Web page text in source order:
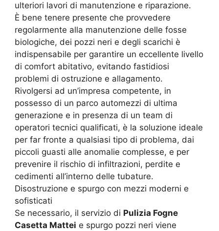
ulteriori lavori di manutenzione e riparazione.
È bene tenere presente che provvedere
regolarmente alla manutenzione delle fosse
biologiche, dei pozzi neri e degli scarichi è
indispensabile per garantire un eccellente livello
di comfort abitativo, evitando fastidiosi
problemi di ostruzione e allagamento.
Rivolgersi ad un’impresa competente, in
possesso di un parco automezzi di ultima
generazione e in presenza di un team di
operatori tecnici qualificati, è la soluzione ideale
per far fronte a qualsiasi tipo di problema, dai
piccoli guasti alle anomalie complesse, e per
prevenire il rischio di infiltrazioni, perdite e
cedimenti all’interno delle tubature.
Disostruzione e spurgo con mezzi moderni e
sofisticati
Se necessario, il servizio di Pulizia Fogne
Casetta Mattei e spurgo pozzi neri viene